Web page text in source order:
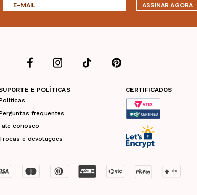
ASSINAR AGORA
E POLÍTICAS
frequentes
conosco
e devoluções
CERTIFICADOS